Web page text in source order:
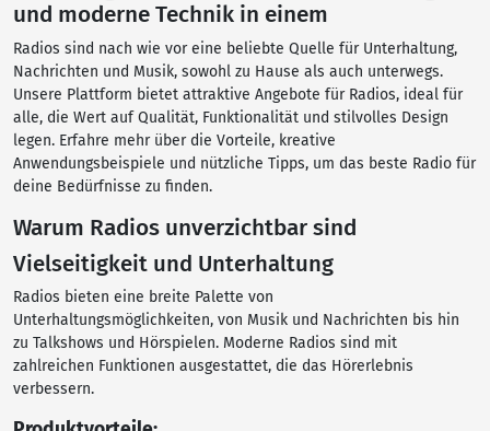
und moderne Technik in einem
Radios sind nach wie vor eine beliebte Quelle für Unterhaltung,
Nachrichten und Musik, sowohl zu Hause als auch unterwegs.
Unsere Plattform bietet attraktive Angebote für Radios, ideal für
alle, die Wert auf Qualität, Funktionalität und stilvolles Design
legen. Erfahre mehr über die Vorteile, kreative
Anwendungsbeispiele und nützliche Tipps, um das beste Radio für
deine Bedürfnisse zu finden.
Warum Radios unverzichtbar sind
Vielseitigkeit und Unterhaltung
Radios bieten eine breite Palette von
Unterhaltungsmöglichkeiten, von Musik und Nachrichten bis hin
zu Talkshows und Hörspielen. Moderne Radios sind mit
zahlreichen Funktionen ausgestattet, die das Hörerlebnis
verbessern.